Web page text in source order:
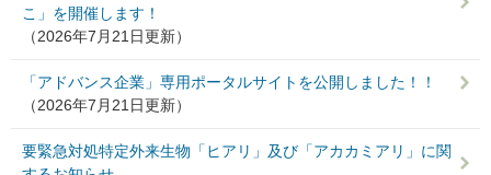
こ」を開催します！
（2026年7月21日更新）
「アドバンス企業」専用ポータルサイトを公開しました！！
（2026年7月21日更新）
要緊急対処特定外来生物「ヒアリ」及び「アカカミアリ」に関